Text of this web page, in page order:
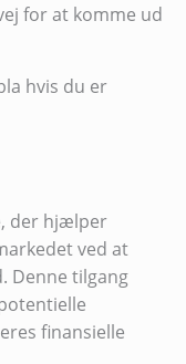
for at komme ud
hvis du er
der hjælper
ved at
Denne tilgang
finansielle